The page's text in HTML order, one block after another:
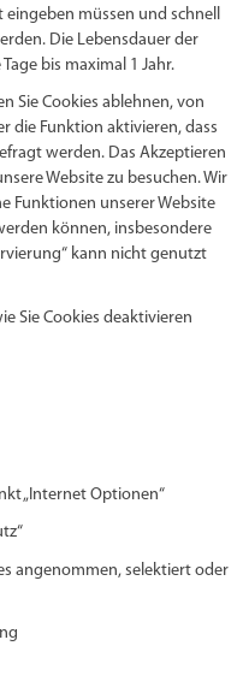
müssen und schnell
Die Lebensdauer der
bis maximal 1 Jahr.
Sie Cookies ablehnen, von
die Funktion aktivieren, dass
werden. Das Akzeptieren
Website zu besuchen. Wir
Funktionen unserer Website
können, insbesondere
kann nicht genutzt
Sie Cookies deaktivieren
„Internet Optionen“
angenommen, selektiert oder